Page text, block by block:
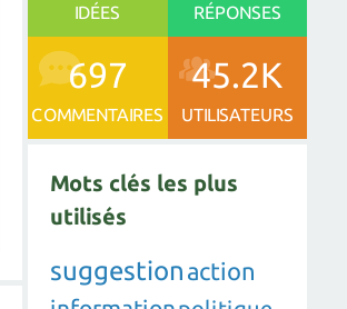
IDÉES RÉPONSES
697
COMMENTAIRES
45.2K
UTILISATEURS
Mots clés les plus
utilisés
suggestion action